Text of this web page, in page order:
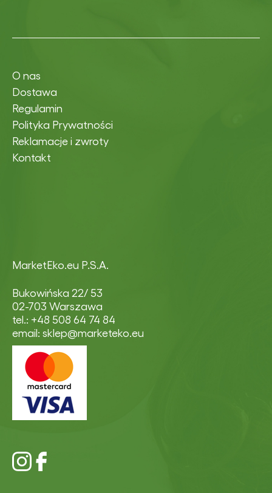
MarketEko.eu P.S.A.
Bukowińska 22/ 53
02-703 Warszawa
tel.: +48 508 64 74 84
email: sklep@marketeko.eu
O nas
Dostawa
Regulamin
Polityka Prywatności
Reklamacje i zwroty
Kontakt